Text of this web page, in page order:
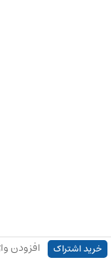
خرید اشتراک افزودن